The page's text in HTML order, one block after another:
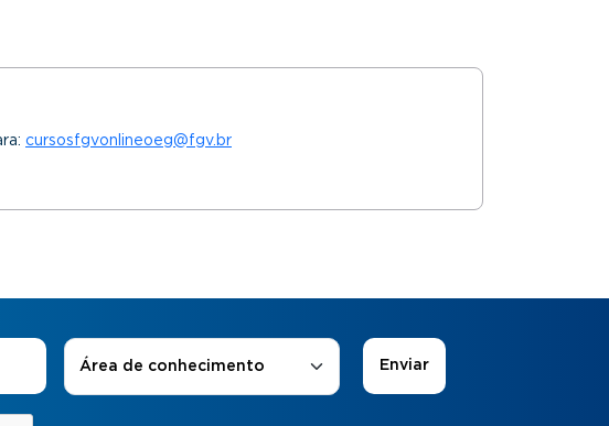
cursosfgvonlineoeg@fgv.br
Áreas de Interesse
Área de conhecimento